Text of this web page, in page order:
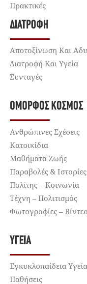
Πρακτικές
ΔΙΑΤΡΟΦΉ
Αποτοξίνωση Και
Διατροφή Και Υγεία
Συνταγές
ΌΜΟΡΦΟΣ ΚΌΣΜΟΣ
Ανθρώπινες Σχέσεις
Κατοικίδια
Μαθήματα Ζωής
Παραβολές & Ιστορίες
Πολίτης – Κοινωνία
Τέχνη – Πολιτισμός
Φωτογραφίες – Βίντεο
ΥΓΕΊΑ
Εγκυκλοπαίδεια
Παθήσεις